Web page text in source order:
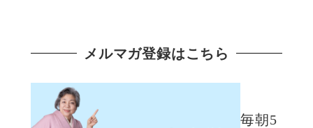
メルマガ登録はこちら
毎朝5